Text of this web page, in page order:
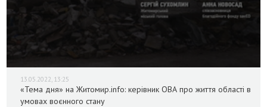
13.05.2022, 13:25
«Тема дня» на Житомир.info: керівник ОВА про життя області в
умовах воєнного стану